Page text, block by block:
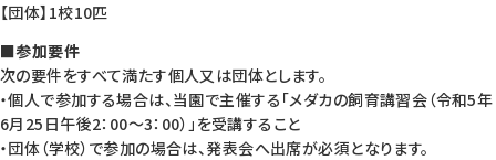
【団体】1校10匹
■参加要件
次の要件をすべて満たす個人又は団体とします。
・個人で参加する場合は、当園で主催する「メダカの飼育講習会（令和5年
6月25日午後2：00～3：00）」を受講すること
・団体（学校）で参加の場合は、発表会へ出席が必須となります。